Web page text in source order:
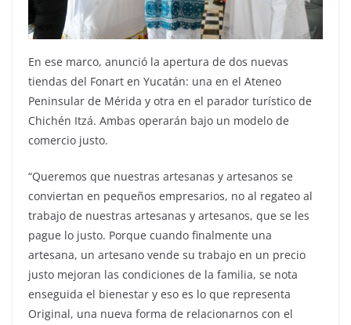
En ese marco, anunció la apertura de dos nuevas
tiendas del Fonart en Yucatán: una en el Ateneo
Peninsular de Mérida y otra en el parador turístico de
Chichén Itzá. Ambas operarán bajo un modelo de
comercio justo.
“Queremos que nuestras artesanas y artesanos se
conviertan en pequeños empresarios, no al regateo al
trabajo de nuestras artesanas y artesanos, que se les
pague lo justo. Porque cuando finalmente una
artesana, un artesano vende su trabajo en un precio
justo mejoran las condiciones de la familia, se nota
enseguida el bienestar y eso es lo que representa
Original, una nueva forma de relacionarnos con el